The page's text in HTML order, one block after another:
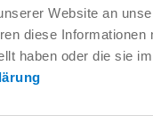
Website an
diese
haben oder die sie
données de CAO